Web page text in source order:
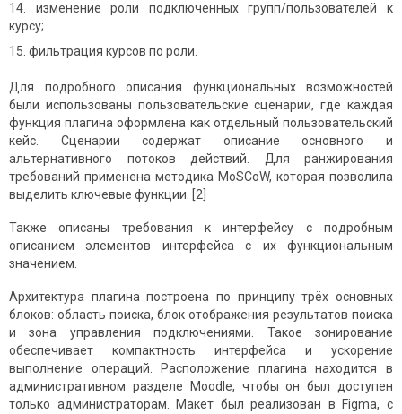
изменение роли подключенных групп/пользователей к
курсу;
фильтрация курсов по роли.
Для подробного описания функциональных возможностей
были использованы пользовательские сценарии, где каждая
функция плагина оформлена как отдельный пользовательский
кейс. Сценарии содержат описание основного и
альтернативного потоков действий. Для ранжирования
требований применена методика MoSCoW, которая позволила
выделить ключевые функции. [2]
Также описаны требования к интерфейсу с подробным
описанием элементов интерфейса с их функциональным
значением.
Архитектура плагина построена по принципу трёх основных
блоков: область поиска, блок отображения результатов поиска
и зона управления подключениями. Такое зонирование
обеспечивает компактность интерфейса и ускорение
выполнение операций. Расположение плагина находится в
административном разделе Moodle, чтобы он был доступен
только администраторам. Макет был реализован в Figma, с